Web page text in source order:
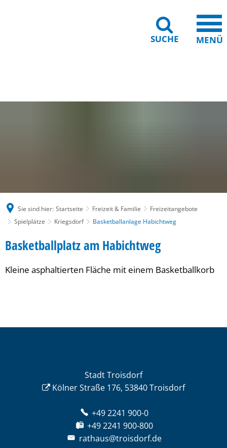
SUCHE MENÜ
Sie sind hier: Startseite Freizeit & Familie
Freizeitangebote
Spielplätze
Kriegsdorf Basketballanlage Habichtweg
Basketballplatz am Habichtweg
Kleine asphaltierten Fläche mit einem Basketballkorb
Stadt Troisdorf
Kölner Straße 176, 53840 Troisdorf
+49 2241 900-0
+49 2241 900-800
rathaus@troisdorf.de